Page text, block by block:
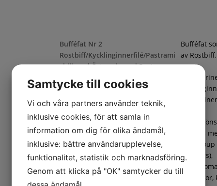
Bufféfat Nr 2
Rostbiff/Kycklinginnerfilé/Pastrami
chili med Örtmarinerad Pasta
Penne örtmarinerad(Pasta (DURUMVETE,
vatten), marinad (vatten, rapsolja, salt,
vitvinsvinäger, äppeljuice, krydda
Bufféfat
av
samt
frukt/
ananas,
honungs),
vindruvor,
Samtycke till cookies
Vi och våra partners använder teknik,
inklusive cookies, för att samla in
information om dig för olika ändamål,
inklusive: bättre användarupplevelse,
funktionalitet, statistik och marknadsföring.
Genom att klicka på "OK" samtycker du till